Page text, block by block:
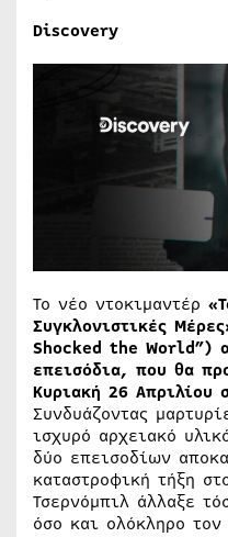
Discovery
Το νέο ντοκιμαντέρ
Συγκλονιστικές
Shocked the World”)
επεισόδια, που θα
Κυριακή 26 Απριλίου
Συνδυάζοντας
ισχυρό αρχειακό
δύο επεισοδίων
καταστροφική τήξη
Τσερνόμπιλ άλλαξε
όσο και ολόκληρο τον